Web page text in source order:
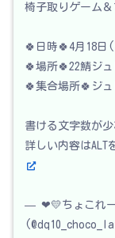
椅子取りゲーム
🍀日時🍀4月18日
🍀場所🍀22鯖ジ
🍀集合場所🍀ジ
書ける文字数が
詳しい内容は
— ❤💛ちょこれ